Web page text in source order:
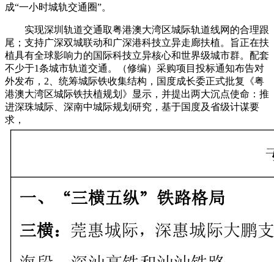
成“一小时城轨交通圈”。
实现深圳轨道交通取粤港澳大湾区城际轨道线网的合理跟
尾；支持广深双城联动和广深港科技立异走廊扶植。旨正在扶
植具有全球影响力的国际科技立异核心和世界级城市群。配套
不少于1条城市轨道交通。（修编）采购项目投标通知布告对
外发布，2、统筹城际铁收集结构，国度成长委正式批复《粤
港澳大湾区城际铁扶植规划》显示，并提出两大沉点使命：推
进深珠城际、深南中城际规划研究，基于国度及省级计谋要
求，